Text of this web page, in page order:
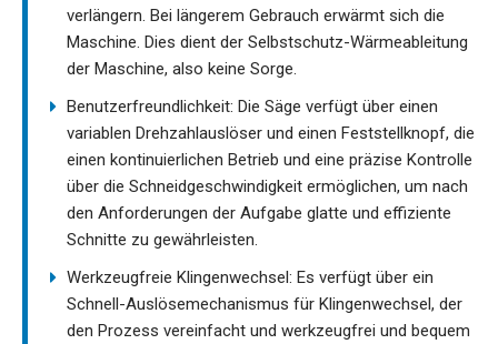
verlängern. Bei längerem Gebrauch erwärmt sich die
Maschine. Dies dient der Selbstschutz-Wärmeableitung
der Maschine, also keine Sorge.
Benutzerfreundlichkeit: Die Säge verfügt über einen
variablen Drehzahlauslöser und einen Feststellknopf, die
einen kontinuierlichen Betrieb und eine präzise Kontrolle
über die Schneidgeschwindigkeit ermöglichen, um nach
den Anforderungen der Aufgabe glatte und effiziente
Schnitte zu gewährleisten.
Werkzeugfreie Klingenwechsel: Es verfügt über ein
Schnell-Auslösemechanismus für Klingenwechsel, der
den Prozess vereinfacht und werkzeugfrei und bequem